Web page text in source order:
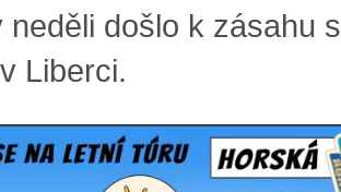
neděli došlo k zásahu
Liberci.